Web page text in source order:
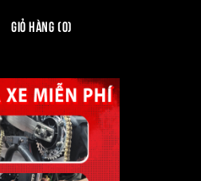
Giỏ hàng (0)